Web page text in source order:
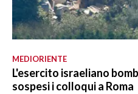
MEDIORIENTE
L'esercito israeliano
sospesi i colloqui a Roma